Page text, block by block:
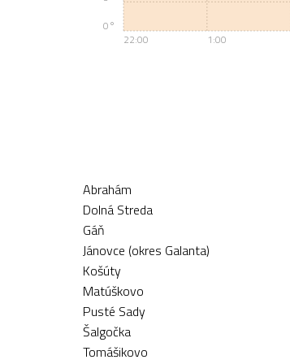
22:00 1:00
0°
Abrahám
Dolná Streda
Gáň
Jánovce (okres Galanta)
Košúty
Matúškovo
Pusté Sady
Šalgočka
Tomášikovo